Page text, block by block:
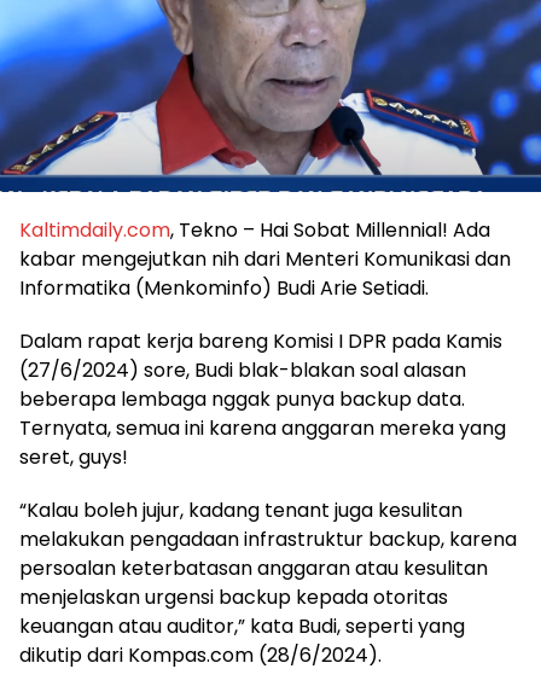
Kaltimdaily.com, Tekno – Hai Sobat Millennial! Ada
kabar mengejutkan nih dari Menteri Komunikasi dan
Informatika (Menkominfo) Budi Arie Setiadi.
Dalam rapat kerja bareng Komisi I DPR pada Kamis
(27/6/2024) sore, Budi blak-blakan soal alasan
beberapa lembaga nggak punya backup data.
Ternyata, semua ini karena anggaran mereka yang
seret, guys!
“Kalau boleh jujur, kadang tenant juga kesulitan
melakukan pengadaan infrastruktur backup, karena
persoalan keterbatasan anggaran atau kesulitan
menjelaskan urgensi backup kepada otoritas
keuangan atau auditor,” kata Budi, seperti yang
dikutip dari Kompas.com (28/6/2024).